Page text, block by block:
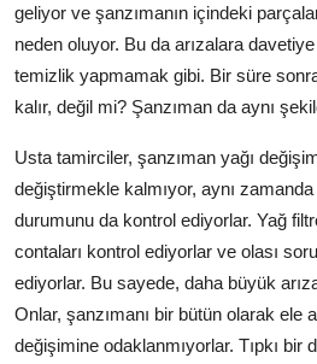
geliyor ve şanzımanın içindeki
neden oluyor. Bu da arızalara davetiye
temizlik yapmamak gibi. Bir süre
kalır, değil mi? Şanzıman da aynı
Usta tamirciler, şanzıman yağı
değiştirmekle kalmıyor, aynı zamanda
durumunu da kontrol ediyorlar. Yağ
contaları kontrol ediyorlar ve olası
ediyorlar. Bu sayede, daha büyük
Onlar, şanzımanı bir bütün olarak ele
değişimine odaklanmıyorlar. Tıpkı bir